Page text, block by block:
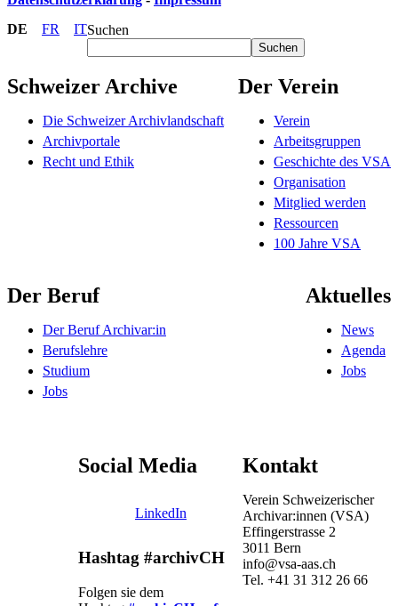
DE
FR ITSuchen
Suchen
Schweizer Archive
Die Schweizer Archivlandschaft
Archivportale
Recht und Ethik
Der Verein
Verein
Arbeitsgruppen
Geschichte des VSA
Organisation
Mitglied werden
Ressourcen
100 Jahre VSA
Der Beruf
Der Beruf Archivar:in
Berufslehre
Studium
Jobs
Aktuelles
News
Agenda
Jobs
Social Media
LinkedIn
Hashtag #archivCH
Folgen sie dem
Kontakt
Verein Schweizerischer
Archivar:innen (VSA)
Effingerstrasse 2
3011 Bern
info@vsa-aas.ch
Tel. +41 31 312 26 66